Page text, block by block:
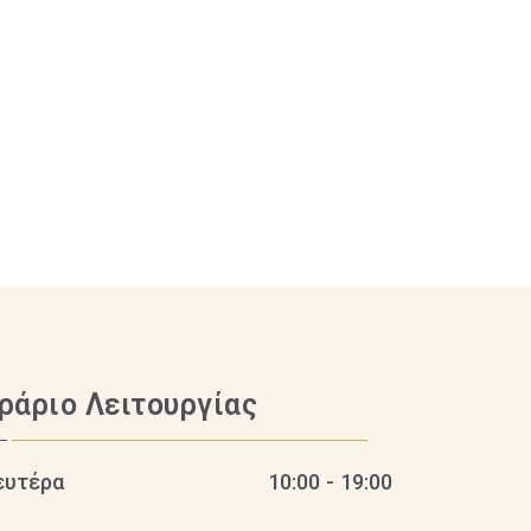
Λειτουργίας
10:00 - 19:00